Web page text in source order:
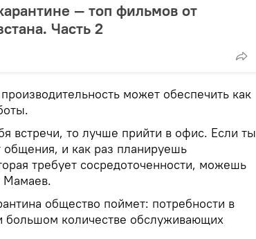
— топ фильмов от
Часть 2
может обеспечить как
встречи, то лучше прийти в офис. Если ты
общения, и как раз планируешь
требует сосредоточенности, можешь
Мамаев.
общество поймет: потребности в
большом количестве обслуживающих